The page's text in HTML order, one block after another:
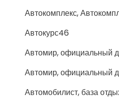
Автокомплекс,
Автокурс46
Автомир, официальный
Автомир, официальный
Автомобилист, база